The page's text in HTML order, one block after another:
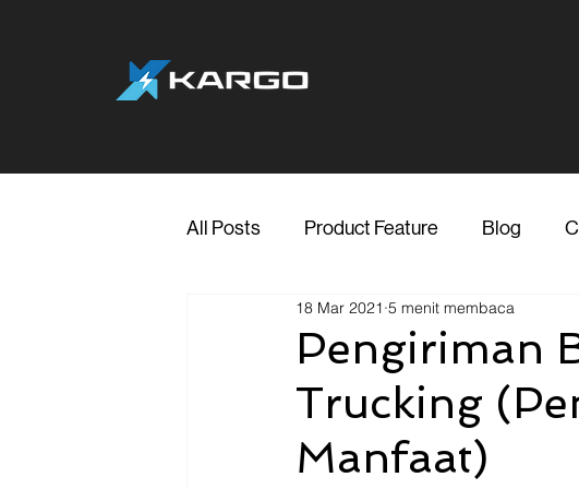
All Posts Product Feature Blog
Marketing Media
Transporter Support Blog
Pengiriman
Trucking
Manfaat)
18 Mar 2021 5 menit membaca